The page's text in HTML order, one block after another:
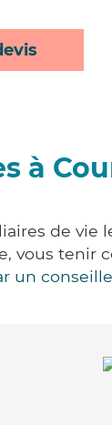
à
de vie
vous
un